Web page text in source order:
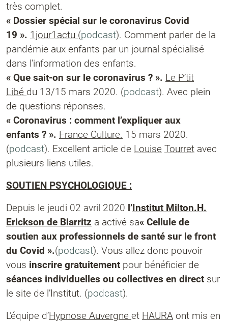
très complet.
« Dossier spécial sur le coronavirus Covid
19 ». 1jour1actu (podcast). Comment parler de la
pandémie aux enfants par un journal spécialisé
dans l’information des enfants.
« Que sait-on sur le coronavirus ? ». Le P’tit
Libé du 13/15 mars 2020. (podcast). Avec plein
de questions réponses.
« Coronavirus : comment l’expliquer aux
enfants ? ». France Culture. 15 mars 2020.
(podcast). Excellent article de Louise Tourret avec
plusieurs liens utiles.
SOUTIEN PSYCHOLOGIQUE :
Depuis le jeudi 02 avril 2020 l’Institut Milton.H.
Erickson de Biarritz a activé sa« Cellule de
soutien aux professionnels de santé sur le front
du Covid ».(podcast). Vous allez donc pouvoir
vous inscrire gratuitement pour bénéficier de
séances individuelles ou collectives en direct sur
le site de l’Institut. (podcast).
L’équipe d’Hypnose Auvergne et HAURA ont mis en